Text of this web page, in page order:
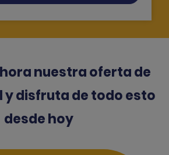
nuestra oferta de
y disfruta de todo esto
desde hoy